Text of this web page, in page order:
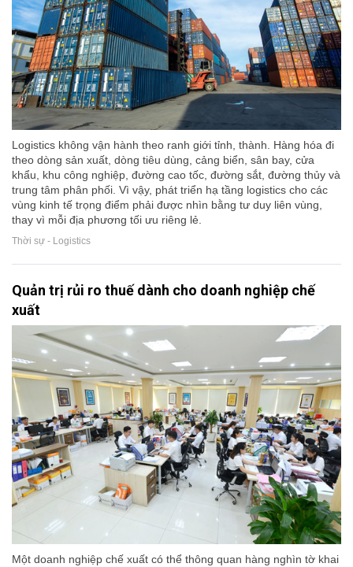
Logistics không vận hành theo ranh giới tỉnh, thành. Hàng hóa đi
theo dòng sản xuất, dòng tiêu dùng, cảng biển, sân bay, cửa
khẩu, khu công nghiệp, đường cao tốc, đường sắt, đường thủy và
trung tâm phân phối. Vì vậy, phát triển hạ tầng logistics cho các
vùng kinh tế trọng điểm phải được nhìn bằng tư duy liên vùng,
thay vì mỗi địa phương tối ưu riêng lẻ.
Thời sự - Logistics
Quản trị rủi ro thuế dành cho doanh nghiệp chế
xuất
Một doanh nghiệp chế xuất có thể thông quan hàng nghìn tờ khai